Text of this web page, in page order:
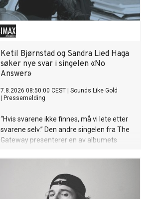
Ketil Bjørnstad og Sandra Lied Haga
søker nye svar i singelen «No
Answer»
7.8.2026 08:50:00 CEST
Sounds Like Gold
Pressemelding
“Hvis svarene ikke finnes, må vi lete etter
svarene selv.” Den andre singelen fra The
Gateway presenterer en av albumets
Answer er en sjelfull og melodisk dialog
rommet mellom tonene er like viktige
som selve melodien.